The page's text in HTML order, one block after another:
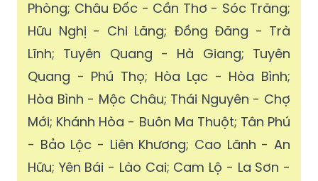
Các dự án cao tốc được đề nghị rà soát
gồm Ninh Bình - Hải Phòng qua TP Hải
Phòng; Châu Đốc - Cần Thơ - Sóc Trăng;
Hữu Nghị - Chi Lăng; Đồng Đăng - Trà
Lĩnh; Tuyên Quang - Hà Giang; Tuyên
Quang - Phú Thọ; Hòa Lạc - Hòa Bình;
Hòa Bình - Mộc Châu; Thái Nguyên - Chợ
Mới; Khánh Hòa - Buôn Ma Thuột; Tân Phú